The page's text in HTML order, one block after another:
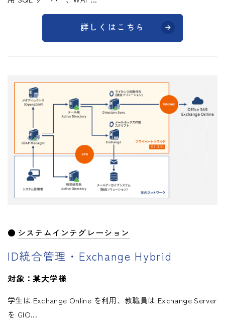
詳しくはこちら
システムインテグレーション
ID統合管理・Exchange Hybrid
対象：某大学様
学生は Exchange Online を利用、教職員は Exchange Server
を GIO...